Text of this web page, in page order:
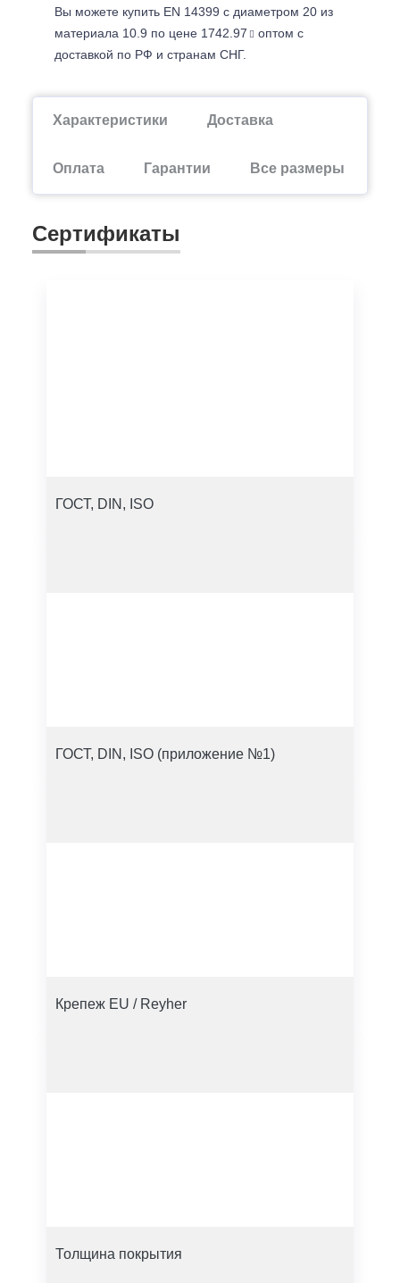
Вы можете купить EN 14399 с диаметром 20 из
материала 10.9 по цене 1742.97
оптом с
доставкой по РФ и странам СНГ.
Характеристики Доставка
Оплата Гарантии Все размеры
Сертификаты
ГОСТ, DIN, ISO
ГОСТ, DIN, ISO (приложение №1)
Крепеж EU / Reyher
Толщина покрытия